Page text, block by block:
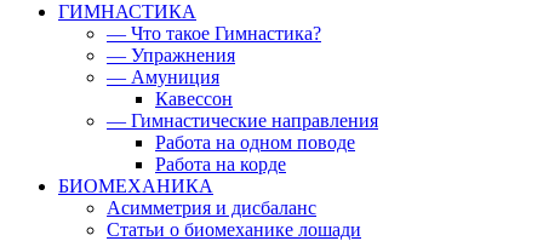
ГИМНАСТИКА
— Что такое Гимнастика?
— Упражнения
— Амуниция
Кавессон
— Гимнастические направления
Работа на одном поводе
Работа на корде
БИОМЕХАНИКА
Асимметрия и дисбаланс
Статьи о биомеханике лошади